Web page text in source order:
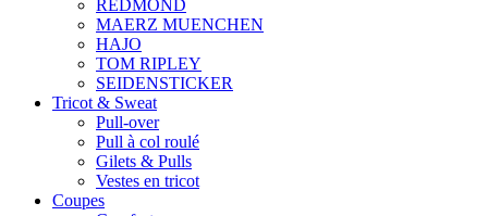
REDMOND
MAERZ MUENCHEN
HAJO
TOM RIPLEY
SEIDENSTICKER
Tricot & Sweat
Pull-over
Pull à col roulé
Gilets & Pulls
Vestes en tricot
Coupes